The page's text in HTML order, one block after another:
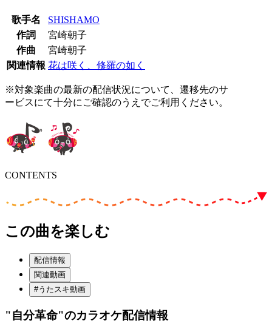
歌手名
SHISHAMO
作詞
宮崎朝子
作曲
宮崎朝子
関連情報 花は咲く、修羅の如く
※対象楽曲の最新の配信状況について、遷移先のサ
ービスにて十分にご確認のうえでご利用ください。
CONTENTS
この曲を楽しむ
配信情報
関連動画
#うたスキ動画
"自分革命"のカラオケ配信情報